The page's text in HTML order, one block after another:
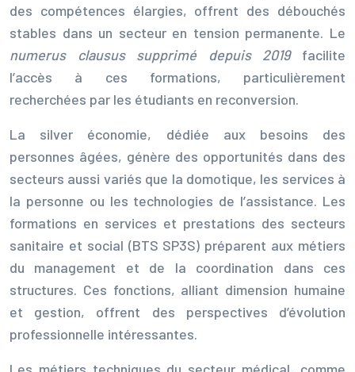
des compétences élargies, offrent des débouchés
stables dans un secteur en tension permanente. Le
numerus clausus supprimé depuis 2019facilite
l’accès à ces formations, particulièrement
recherchées par les étudiants en reconversion.
La silver économie, dédiée aux besoins des
personnes âgées, génère des opportunités dans des
secteurs aussi variés que la domotique, les services à
la personne ou les technologies de l’assistance. Les
formations en services et prestations des secteurs
sanitaire et social (BTS SP3S) préparent aux métiers
du management et de la coordination dans ces
structures. Ces fonctions, alliant dimension humaine
et gestion, offrent des perspectives d’évolution
professionnelle intéressantes.